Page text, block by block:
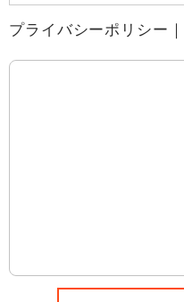
プライバシーポリシー